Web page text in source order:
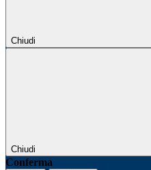
Chiudi
Chiudi
Conferma